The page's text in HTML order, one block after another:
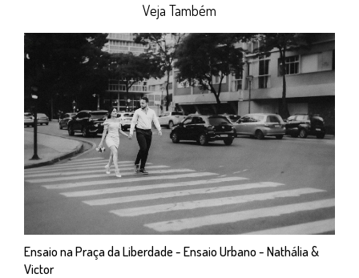
Veja Também
Ensaio na Praça da Liberdade - Ensaio Urbano - Nathália &
Victor